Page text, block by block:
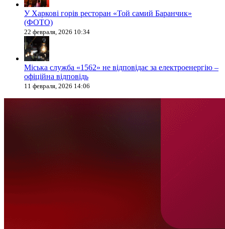
У Харкові горів ресторан «Той самий Баранчик»
(ФОТО)
22 февраля, 2026 10:34
Міська служба «1562» не відповідає за електроенергію –
офіційна відповідь
11 февраля, 2026 14:06